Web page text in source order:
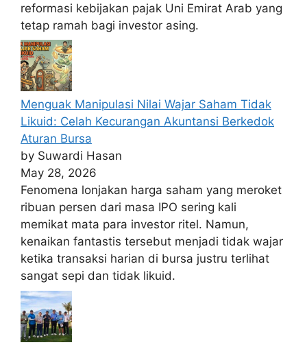
reformasi kebijakan pajak Uni Emirat Arab yang
tetap ramah bagi investor asing.
Menguak Manipulasi Nilai Wajar Saham Tidak
Likuid: Celah Kecurangan Akuntansi Berkedok
Aturan Bursa
by Suwardi Hasan
May 28, 2026
Fenomena lonjakan harga saham yang meroket
ribuan persen dari masa IPO sering kali
memikat mata para investor ritel. Namun,
kenaikan fantastis tersebut menjadi tidak wajar
ketika transaksi harian di bursa justru terlihat
sangat sepi dan tidak likuid.